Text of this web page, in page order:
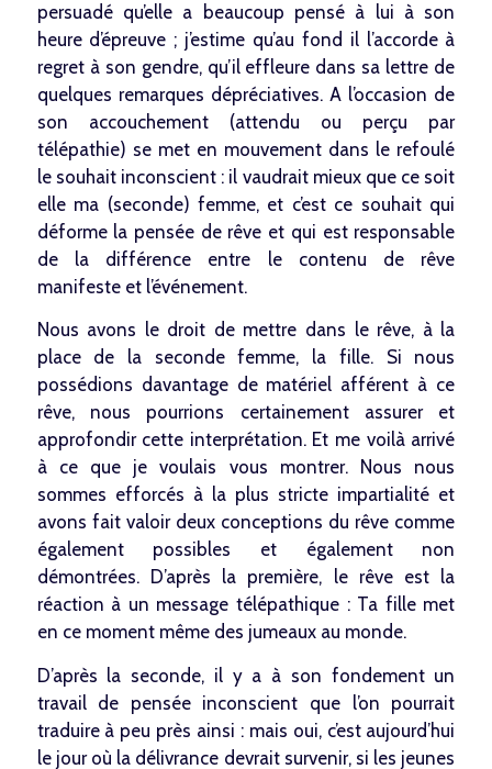
persuadé qu’elle a beaucoup pensé à lui à son
heure d’épreuve ; j’estime qu’au fond il l’accorde à
regret à son gendre, qu’il effleure dans sa lettre de
quelques remarques dépréciatives. A l’occasion de
son accouchement (attendu ou perçu par
télépathie) se met en mouvement dans le refoulé
le souhait inconscient : il vaudrait mieux que ce soit
elle ma (seconde) femme, et c’est ce souhait qui
déforme la pensée de rêve et qui est responsable
de la différence entre le contenu de rêve
manifeste et l’événement.
Nous avons le droit de mettre dans le rêve, à la
place de la seconde femme, la fille. Si nous
possédions davantage de matériel afférent à ce
rêve, nous pourrions certainement assurer et
approfondir cette interprétation. Et me voilà arrivé
à ce que je voulais vous montrer. Nous nous
sommes efforcés à la plus stricte impartialité et
avons fait valoir deux conceptions du rêve comme
également possibles et également non
démontrées. D’après la première, le rêve est la
réaction à un message télépathique : Ta fille met
en ce moment même des jumeaux au monde.
D’après la seconde, il y a à son fondement un
travail de pensée inconscient que l’on pourrait
traduire à peu près ainsi : mais oui, c’est aujourd’hui
le jour où la délivrance devrait survenir, si les jeunes
NEWSLETTER
FAQ
Facebook
CIRCEE dans les médias
Service de consultation
© Copyright - CIRCEE 2024 | Site réalisé par Caroline Jan